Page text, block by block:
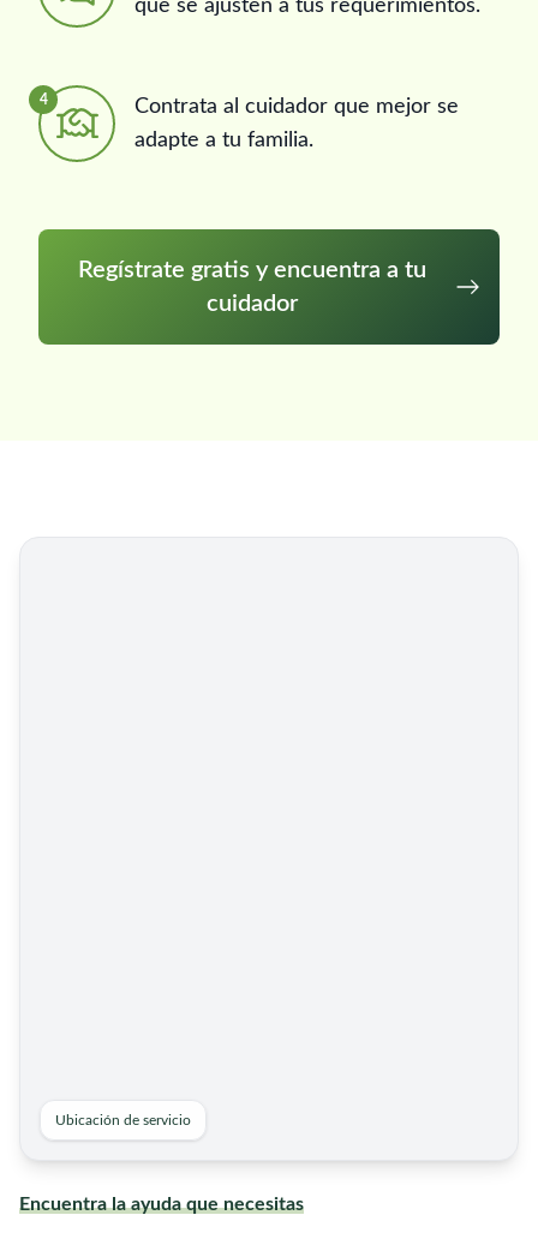
que se ajusten a tus requerimientos.
4
Contrata al cuidador que mejor se
adapte a tu familia.
Regístrate gratis y encuentra a tu
cuidador
Ubicación de servicio
Encuentra la ayuda que necesitas